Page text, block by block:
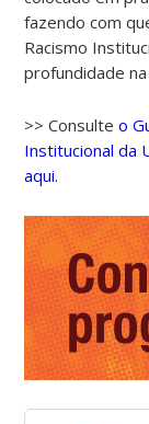
fazendo com
Racismo
profundidade
>> Consulteo
Institucional da
aqui.